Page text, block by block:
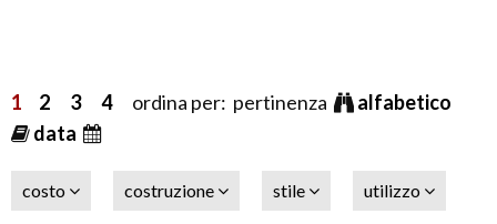
1 2 3 4ordina per: pertinenza
alfabetico
data
costo costruzione stile utilizzo